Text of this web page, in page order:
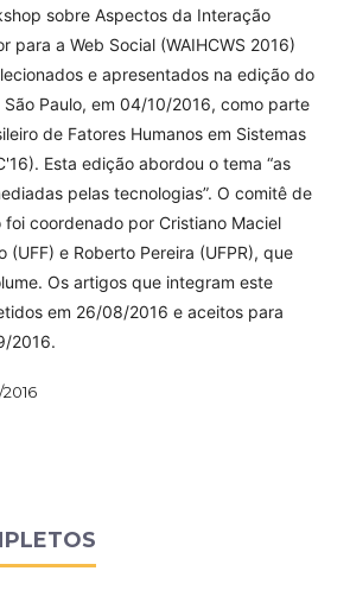
sobre Aspectos da Interação
para a Web Social (WAIHCWS 2016)
e apresentados na edição do
Paulo, em 04/10/2016, como parte
de Fatores Humanos em Sistemas
Esta edição abordou o tema “as
pelas tecnologias”. O comitê de
coordenado por Cristiano Maciel
(UFF) e Roberto Pereira (UFPR), que
Os artigos que integram este
em 26/08/2016 e aceitos para
2016.